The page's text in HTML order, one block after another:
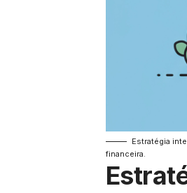
Estratégia
financeira.